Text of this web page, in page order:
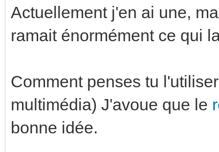
Actuellement j'en ai une,
ramait énormément ce qui
Comment penses tu
multimédia) J'avoue que le
bonne idée.